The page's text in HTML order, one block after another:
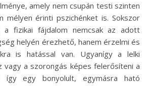
amely nem csupán testi szinten
mélyen érinti pszichénket is. Sokszor
a fizikai fájdalom nemcsak az adott
helyén érezhető, hanem érzelmi és
is hatással van. Ugyanígy a lelki
vagy a szorongás képes felerősíteni a
így egy bonyolult, egymásra ható